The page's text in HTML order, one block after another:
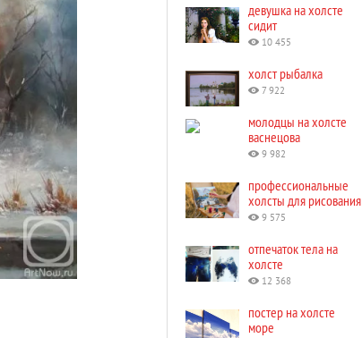
девушка на холсте
сидит
10 455
холст рыбалка
7 922
молодцы на холсте
васнецова
9 982
профессиональные
холсты для рисования
9 575
отпечаток тела на
холсте
12 368
постер на холсте
море